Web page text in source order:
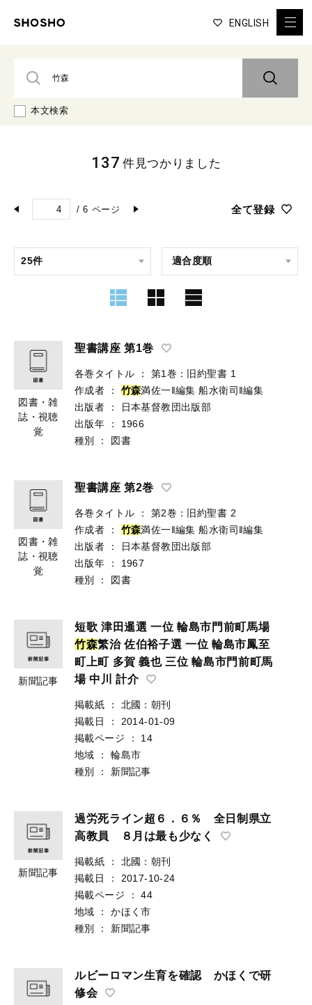
ENGLISH
本文検索
/ 6 ページ 全て登録
137 件見つかりました
図書・雑
誌・視聴
覚
聖書講座 第1巻
各巻タイトル ：
第1巻：旧約聖書 1
作成者
： 竹森満佐一‖編集 船水衛司‖編集
出版者
：
日本基督教団出版部
出版年
：
1966
種別
： 図書
図書・雑
誌・視聴
覚
聖書講座 第2巻
各巻タイトル ：
第2巻：旧約聖書 2
作成者
： 竹森満佐一‖編集 船水衛司‖編集
出版者
：
日本基督教団出版部
出版年
：
1967
種別
： 図書
新聞記事
短歌 津田暹選 一位 輪島市門前町馬場
竹森繁治 佐伯裕子選 一位 輪島市鳳至
町上町 多賀 義也 三位 輪島市門前町馬
場 中川 計介
掲載紙 ：
北國：朝刊
掲載日
：
2014-01-09
掲載ページ
：
14
地域
：
輪島市
種別
： 新聞記事
新聞記事
過労死ライン超６．６％ 全日制県立
高教員 ８月は最も少なく
掲載紙 ：
北國：朝刊
掲載日
：
2017-10-24
掲載ページ
：
44
地域
：
かほく市
種別
： 新聞記事
ルビーロマン生育を確認 かほくで研
修会